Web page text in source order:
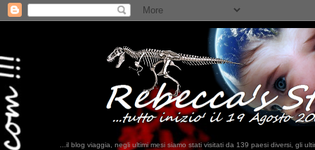
...il blog viaggia, negli ultimi mesi siamo stati visitati da 139 paesi diversi, gli